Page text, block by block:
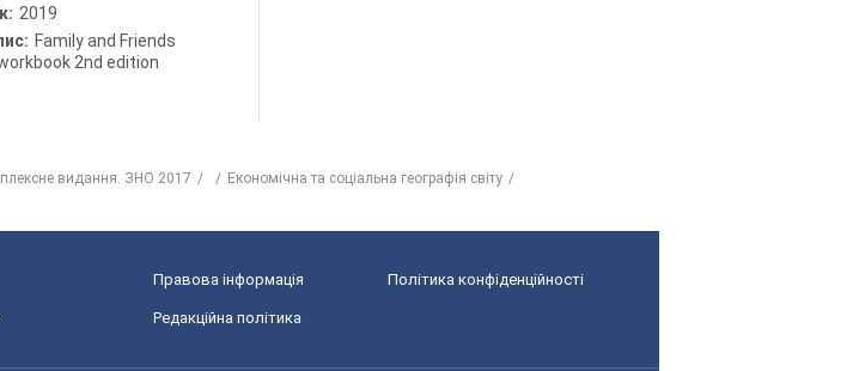
2019
Family and Friends
2nd edition
видання. ЗНО 2017
Економічна та соціальна географія світу
Правова інформація Політика конфіденційності
Редакційна політика